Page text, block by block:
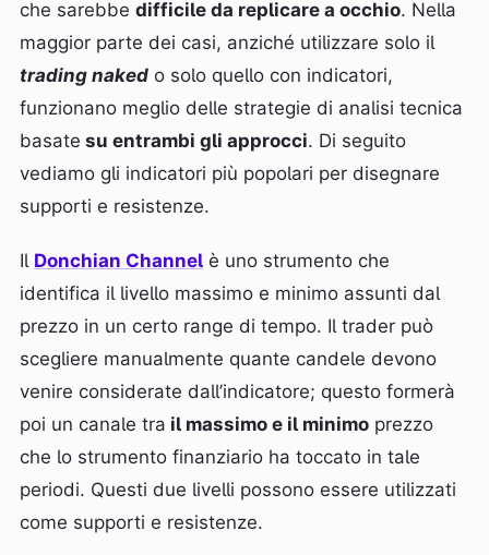
che sarebbe difficile da replicare a occhio. Nella
maggior parte dei casi, anziché utilizzare solo il
trading naked o solo quello con indicatori,
funzionano meglio delle strategie di analisi tecnica
basate su entrambi gli approcci. Di seguito
vediamo gli indicatori più popolari per disegnare
supporti e resistenze.
Il Donchian Channel è uno strumento che
identifica il livello massimo e minimo assunti dal
prezzo in un certo range di tempo. Il trader può
scegliere manualmente quante candele devono
venire considerate dall’indicatore; questo formerà
poi un canale tra il massimo e il minimo prezzo
che lo strumento finanziario ha toccato in tale
periodi. Questi due livelli possono essere utilizzati
come supporti e resistenze.